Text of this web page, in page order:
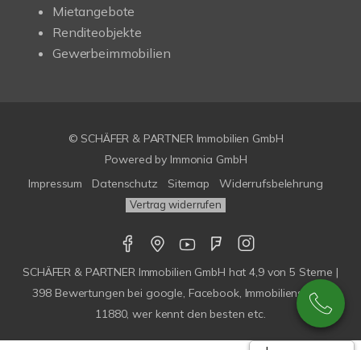
Mietangebote
Renditeobjekte
Gewerbeimmobilien
© SCHÄFER & PARTNER Immobilien GmbH
Powered by Immonia GmbH
Impressum
Datenschutz Sitemap Widerrufsbelehrung
Vertrag widerrufen
SCHÄFER & PARTNER Immobilien GmbH hat4,9von5 Sterne |
398 Bewertungen bei google, Facebook, Immobilienscout,
11880, wer kennt den besten etc.